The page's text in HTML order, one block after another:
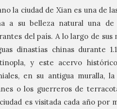
la ciudad de Xian es una de
a su belleza natural una
del país. A lo largo de
dinastías chinas durante
y este acervo
en su antigua muralla,
o los guerreros de
es visitada cada año por